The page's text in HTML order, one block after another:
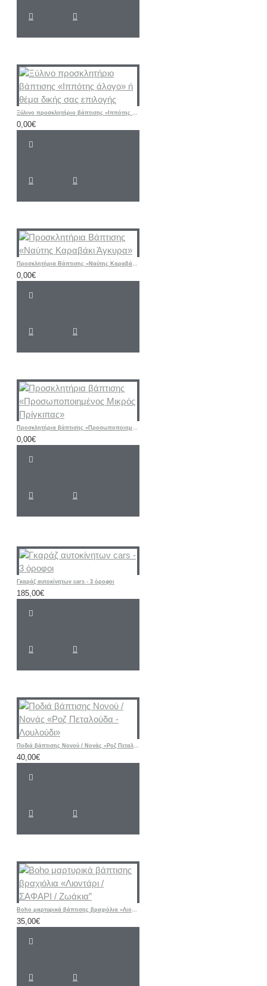
Ξύλινο προσκλητήριο βάπτισης «Ιππότης άλογο» ή θέμα δικής σας επιλογής
0,00€
Προσκλητήρια Βάπτισης «Ναύτης Καραβάκι Άγκυρα»
0,00€
Προσκλητήρια βάπτισης «Προσωποποιημένος Μικρός Πρίγκιπας»
0,00€
Γκαράζ αυτοκίνητων cars - 3 όροφοι
185,00€
Ποδιά βάπτισης Νονού / Νονάς «Ροζ Πεταλούδα - Λουλούδι»
40,00€
Boho μαρτυρικά βάπτισης βραχιόλια «Λιοντάρι / ΣΑΦΑΡΙ / Ζωάκια”
35,00€